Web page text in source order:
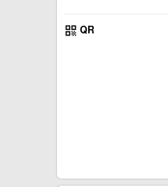
QR
qr_code